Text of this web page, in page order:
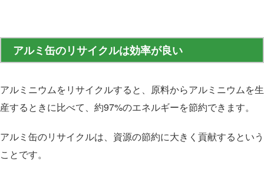
アルミ缶のリサイクルは効率が良い
アルミニウムをリサイクルすると、原料からアルミニウムを生
産するときに比べて、約97%のエネルギーを節約できます。
アルミ缶のリサイクルは、資源の節約に大きく貢献するという
ことです。